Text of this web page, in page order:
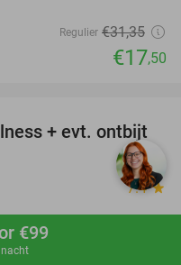
€99
nacht
Regulier €31,35
€17,50
55%
+ evt. ontbijt
7.4star